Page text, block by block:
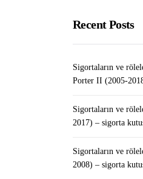
kutusu
sigorta
Recent Posts
Sigortaların ve
Porter II (2005-
Sigortaların ve
2017) – sigorta
Sigortaların ve
2008) – sigorta